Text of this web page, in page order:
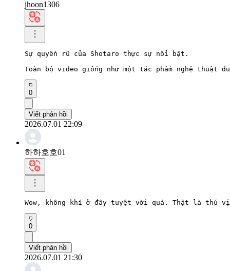
jhoon1306
Sự quyến rũ của Shotaro thực sự nổi bật.
Toàn bộ video giống như một tác phẩm nghệ thuật
0
Viết phản hồi
2026.07.01 22:09
하하호호01
Wow, không khí ở đây tuyệt vời quá. Thật là thú
0
Viết phản hồi
2026.07.01 21:30